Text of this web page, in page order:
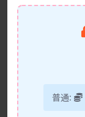
普通: